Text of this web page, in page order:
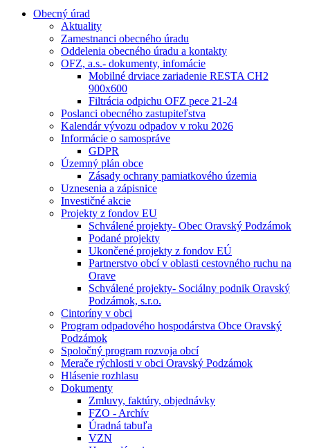
Obecný úrad
Aktuality
Zamestnanci obecného úradu
Oddelenia obecného úradu a kontakty
OFZ, a.s.- dokumenty, infomácie
Mobilné drviace zariadenie RESTA CH2
900x600
Filtrácia odpichu OFZ pece 21-24
Poslanci obecného zastupiteľstva
Kalendár vývozu odpadov v roku 2026
Informácie o samospráve
GDPR
Územný plán obce
Zásady ochrany pamiatkového územia
Uznesenia a zápisnice
Investičné akcie
Projekty z fondov EU
Schválené projekty- Obec Oravský Podzámok
Podané projekty
Ukončené projekty z fondov EÚ
Partnerstvo obcí v oblasti cestovného ruchu na
Orave
Schválené projekty- Sociálny podnik Oravský
Podzámok, s.r.o.
Cintoríny v obci
Program odpadového hospodárstva Obce Oravský
Podzámok
Spoločný program rozvoja obcí
Merače rýchlosti v obci Oravský Podzámok
Hlásenie rozhlasu
Dokumenty
Zmluvy, faktúry, objednávky
FZO - Archív
Úradná tabuľa
VZN